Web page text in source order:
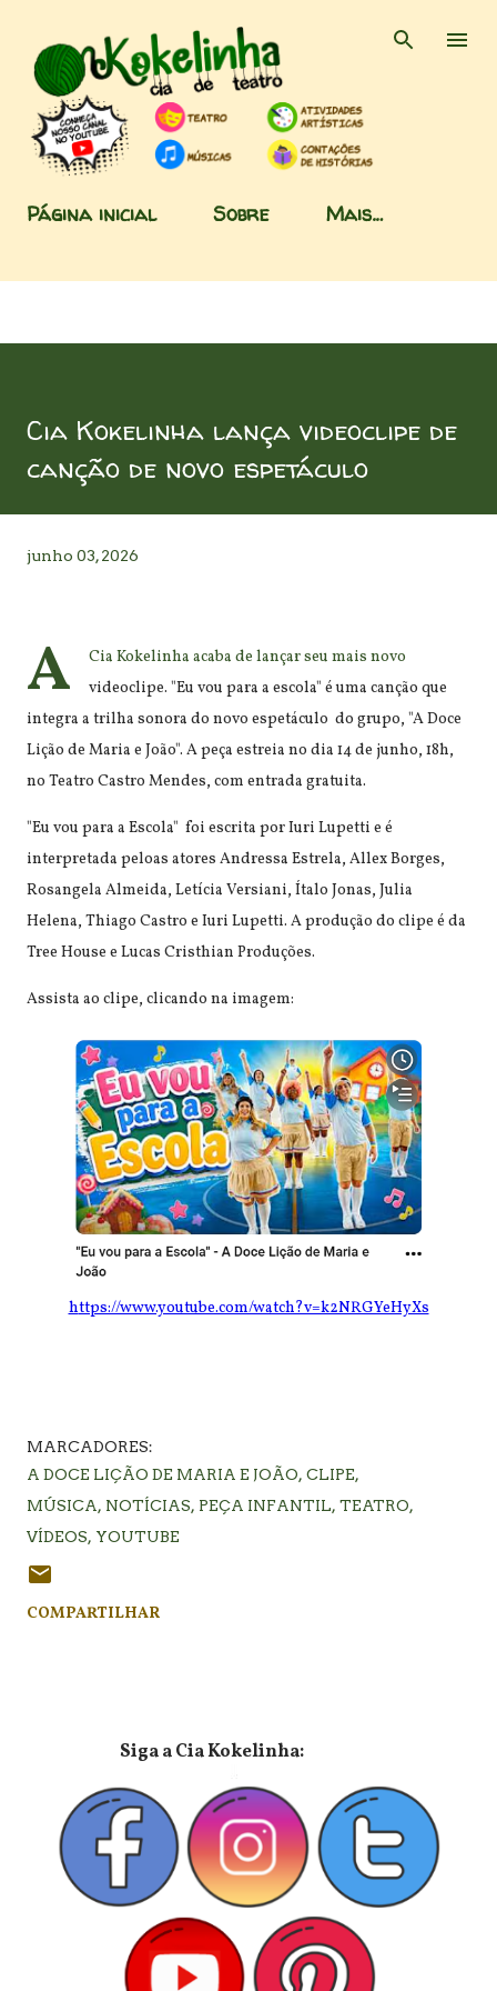
Pular para o conteúdo principal
Página inicial Sobre Mais…
Cia Kokelinha lança videoclipe de
canção de novo espetáculo
junho 03, 2026
A
Cia Kokelinha acaba de lançar seu mais novo
videoclipe. "Eu vou para a escola" é uma canção que
integra a trilha sonora do novo espetáculo do grupo, "A Doce
Lição de Maria e João". A peça estreia no dia 14 de junho, 18h,
no Teatro Castro Mendes, com entrada gratuita.
"Eu vou para a Escola" foi escrita por Iuri Lupetti e é
interpretada peloas atores Andressa Estrela, Allex Borges,
Rosangela Almeida, Letícia Versiani, Ítalo Jonas, Julia
Helena, Thiago Castro e Iuri Lupetti. A produção do clipe é da
Tree House e Lucas Cristhian Produções.
Assista ao clipe, clicando na imagem:
https://www.youtube.com/watch?v=k2NRGYeHyXs
MARCADORES:
A DOCE LIÇÃO DE MARIA E JOÃO CLIPE
MÚSICA NOTÍCIAS PEÇA INFANTIL TEATRO
VÍDEOS YOUTUBE
COMPARTILHAR
⠀⠀⠀⠀⠀⠀⠀⠀⠀Siga a Cia Kokelinha: